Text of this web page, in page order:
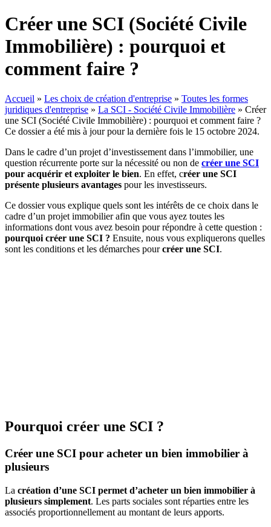
Créer une SCI (Société Civile
Immobilière) : pourquoi et
comment faire ?
Accueil » Les choix de création d'entreprise » Toutes les formes
juridiques d'entreprise » La SCI - Société Civile Immobilière » Créer
une SCI (Société Civile Immobilière) : pourquoi et comment faire ?
Ce dossier a été mis à jour pour la dernière fois le 15 octobre 2024.
Dans le cadre d’un projet d’investissement dans l’immobilier, une
question récurrente porte sur la nécessité ou non de créer une SCI
pour acquérir et exploiter le bien. En effet, créer une SCI
présente plusieurs avantages pour les investisseurs.
Ce dossier vous explique quels sont les intérêts de ce choix dans le
cadre d’un projet immobilier afin que vous ayez toutes les
informations dont vous avez besoin pour répondre à cette question :
pourquoi créer une SCI ? Ensuite, nous vous expliquerons quelles
sont les conditions et les démarches pourcréer une SCI.
Pourquoi créer une SCI ?
Créer une SCI pour acheter un bien immobilier à
plusieurs
La création d’une SCI permet d’acheter un bien immobilier à
plusieurs simplement. Les parts sociales sont réparties entre les
associés proportionnellement au montant de leurs apports.